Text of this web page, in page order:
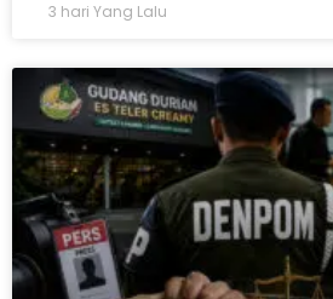
3 hari Yang Lalu